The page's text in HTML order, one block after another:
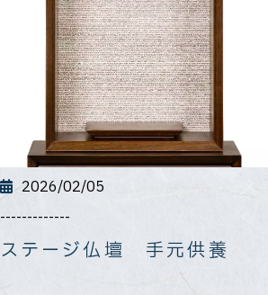
2026/02/05
-------------
ステージ仏壇 手元供養